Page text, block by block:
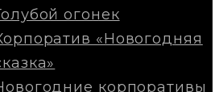
огонек
«Новогодняя
корпоративы